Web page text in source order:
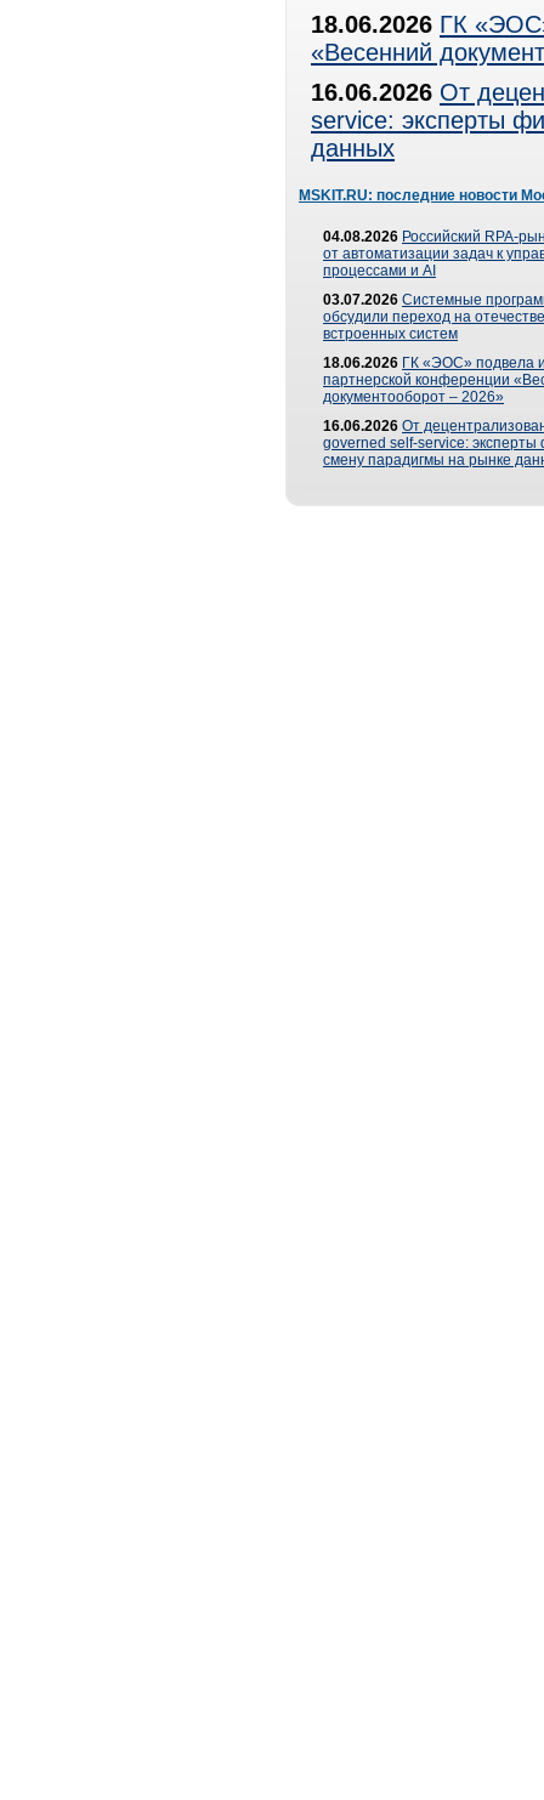
18.06.2026 ГК
«Весенний
16.06.2026 От
service: эксперты
данных
MSKIT.RU: последние новости
04.08.2026 Российский RPA-
от автоматизации задач к
процессами и AI
03.07.2026 Системные
обсудили переход на
встроенных систем
18.06.2026 ГК «ЭОС» подвела
партнерской конференции
документооборот – 2026»
16.06.2026 От
governed self-service: эксперты
смену парадигмы на рынке